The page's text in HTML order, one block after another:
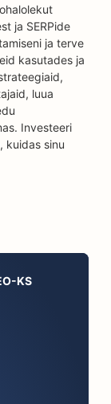
ja SERPide
ja terve
kasutades ja
luua
Investeeri
kuidas sinu
KS